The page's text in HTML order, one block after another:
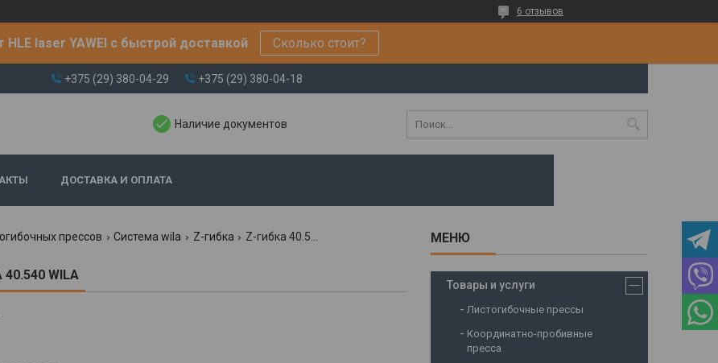
6 отзывов
HLE laser YAWEI с быстрой доставкой Сколько стоит?
+375 (29) 380-04-29 +375 (29) 380-04-18
Наличие документов
ДОСТАВКА И ОПЛАТА
прессов Система wila Z-гибка Z-гибка 40.540 wila
WILA
Товары и услуги
Листогибочные прессы
Координатно-пробивные
пресса